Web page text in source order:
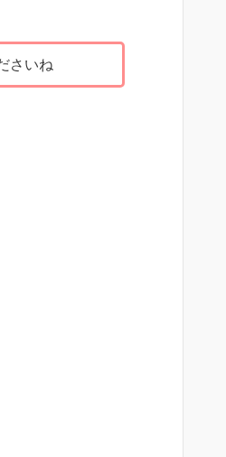
さいね